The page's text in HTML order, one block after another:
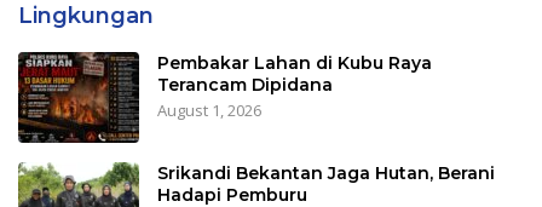
Lingkungan
Pembakar Lahan di Kubu Raya
Terancam Dipidana
August 1, 2026
Srikandi Bekantan Jaga Hutan, Berani
Hadapi Pemburu